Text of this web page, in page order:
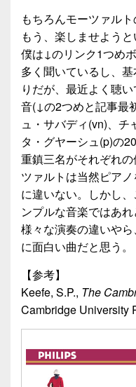
もちろんモーツァル
もう、楽しませよう
僕は↓のリンク1つめ
多く聞いているし、
りだが、最近よく聴
音(↓の2つめと記事最
ュ・サバディ(vn)、チ
タ・グヤーシュ(p)の
重鎮三名がそれぞれ
ツァルトは当然ピア
に違いない。しかし
ンプルな音楽ではあ
様々な演奏の違いや
に面白い曲だと思う。
【参考】
Keefe, S.P., The
Cambridge University